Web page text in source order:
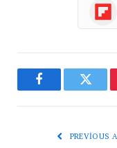
Facebook
PREVIOUS